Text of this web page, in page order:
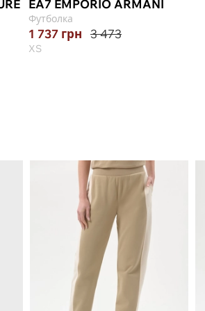
EA7 EMPORIO ARMANI
Футболка
1 737 грн 3 473
XS